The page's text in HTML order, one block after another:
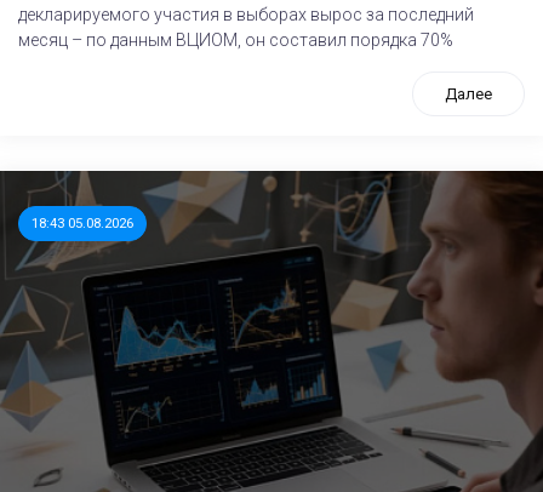
декларируемого участия в выборах вырос за последний
месяц – по данным ВЦИОМ, он составил порядка 70%
Далее
18:43 05.08.2026